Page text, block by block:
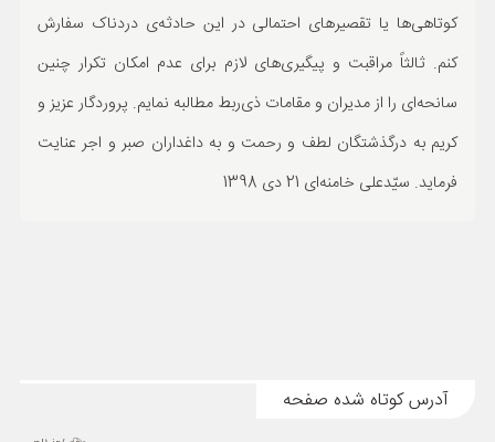
سبک زندگی
چند رسانه ای
کوتاهی‌ها یا تقصیرهای احتمالی در این حادثه‌ی دردناک سفارش
کنم. ثالثاً مراقبت و پیگیری‌های لازم برای عدم امکان تکرار چنین
سانحه‌ای را از مدیران و مقامات ذی‌ربط مطالبه نمایم. پروردگار عزیز و
کریم به درگذشتگان لطف و رحمت و به داغداران صبر و اجر عنایت
فرماید. سیّدعلی خامنه‌ای 21 دی 1398
آدرس کوتاه شده صفحه